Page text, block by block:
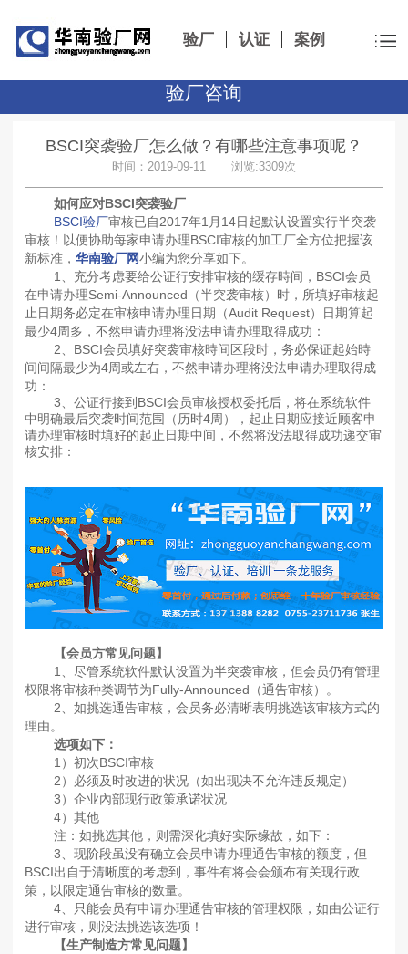
验厂 认证 案例
验厂咨询
BSCI突袭验厂怎么做？有哪些注意事项呢？
时间：2019-09-11 浏览:3309次
如何应对BSCI突袭验厂
BSCI验厂审核已自2017年1月14日起默认设置实行半突袭
审核！以便协助每家申请办理BSCI审核的加工厂全方位把握该
新标准，华南验厂网小编为您分享如下。
1、充分考虑要给公证行安排审核的缓存時间，BSCI会员
在申请办理Semi-Announced（半突袭审核）时，所填好审核起
止日期务必定在审核申请办理日期（Audit Request）日期算起
最少4周多，不然申请办理将没法申请办理取得成功：
2、BSCI会员填好突袭审核時间区段时，务必保证起始時
间间隔最少为4周或左右，不然申请办理将没法申请办理取得成
功：
3、公证行接到BSCI会员审核授权委托后，将在系统软件
中明确最后突袭时间范围（历时4周），起止日期应接近顾客申
请办理审核时填好的起止日期中间，不然将没法取得成功递交审
核安排：
【会员方常见问题】
1、尽管系统软件默认设置为半突袭审核，但会员仍有管理
权限将审核种类调节为Fully-Announced（通告审核）。
2、如挑选通告审核，会员务必清晰表明挑选该审核方式的
理由。
选项如下：
1）初次BSCI审核
2）必须及时改进的状况（如出现决不允许违反规定）
3）企业內部现行政策承诺状况
4）其他
注：如挑选其他，则需深化填好实际缘故，如下：
3、现阶段虽没有确立会员申请办理通告审核的额度，但
BSCI出自于清晰度的考虑到，事件有将会会颁布有关现行政
策，以限定通告审核的数量。
4、只能会员有申请办理通告审核的管理权限，如由公证行
进行审核，则没法挑选该选项！
【生产制造方常见问题】